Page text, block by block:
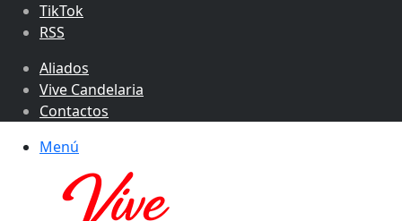
TikTok
RSS
Aliados
Vive Candelaria
Contactos
Menú